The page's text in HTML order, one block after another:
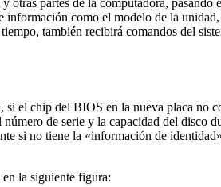
otras partes de la computadora,
como el modelo de la
también recibirá comandos del
el chip del BIOS en la nueva placa
de serie y la capacidad del disco
si no tiene la «información de
la siguiente figura: